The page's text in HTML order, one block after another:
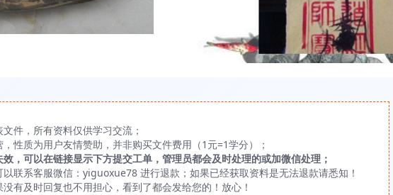
件，所有资料仅供学习交流；
，性质为用户友情赞助，并非购买文件费用（1元=1学分）；
，可以在链接显示下方提交工单，管理员都会及时处理的或加微信处理；
以联系客服微信：yiguoxue78 进行退款；如果已经获取资料是无法退款请悉知！
没有及时回复也不用担心，看到了都会发给您的！放心！